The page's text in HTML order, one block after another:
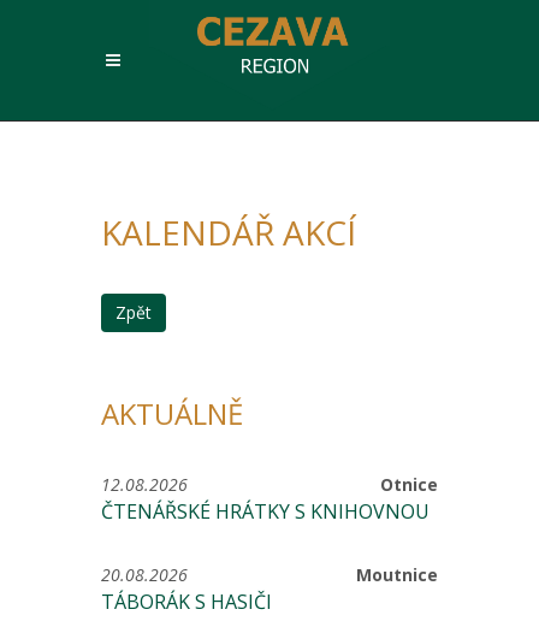
KALENDÁŘ AKCÍ
Zpět
AKTUÁLNĚ
Otnice
12.08.2026
ČTENÁŘSKÉ HRÁTKY S KNIHOVNOU
Moutnice
20.08.2026
TÁBORÁK S HASIČI